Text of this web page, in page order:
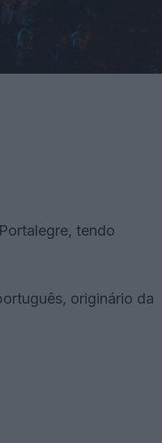
tendo
originário da